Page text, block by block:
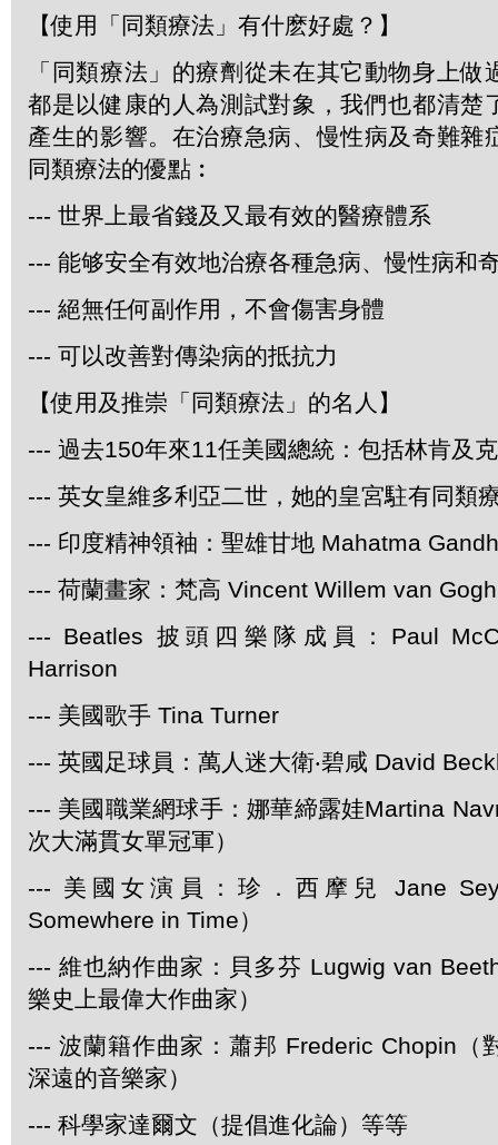
【使用「同類療法」有什麽好處？】
「同類療法」的療劑從未在其它動物身上做
都是以健康的人為測試對象，我們也都清楚
產生的影響。在治療急病、慢性病及奇難雜
同類療法的優點︰
--- 世界上最省錢及又最有效的醫療體系
--- 能够安全有效地治療各種急病、慢性病和
--- 絕無任何副作用，不會傷害身體
--- 可以改善對傳染病的抵抗力
【使用及推崇「同類療法」的名人】
--- 過去150年來11任美國總統：包括林肯及
--- 英女皇維多利亞二世，她的皇宮駐有同類
--- 印度精神領袖：聖雄甘地 Mahatma
--- 荷蘭畫家：梵高 Vincent Willem van Gogh
--- Beatles 披頭四樂隊成員：Paul
Harrison
--- 美國歌手 Tina Turner
--- 英國足球員：萬人迷大衛‧碧咸 David
--- 美國職業網球手：娜華締露娃Martina
次大滿貫女單冠軍）
--- 美國女演員：珍．西摩兒 Jane
Somewhere in Time）
--- 維也納作曲家：貝多芬 Lugwig van
樂史上最偉大作曲家）
--- 波蘭籍作曲家：蕭邦 Frederic Chopin（
深遠的音樂家）
--- 科學家達爾文（提倡進化論）等等